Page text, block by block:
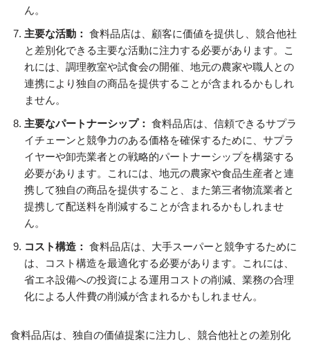
ん。
主要な活動： 食料品店は、顧客に価値を提供し、競合他社
と差別化できる主要な活動に注力する必要があります。こ
れには、調理教室や試食会の開催、地元の農家や職人との
連携により独自の商品を提供することが含まれるかもしれ
ません。
主要なパートナーシップ： 食料品店は、信頼できるサプラ
イチェーンと競争力のある価格を確保するために、サプラ
イヤーや卸売業者との戦略的パートナーシップを構築する
必要があります。これには、地元の農家や食品生産者と連
携して独自の商品を提供すること、また第三者物流業者と
提携して配送料を削減することが含まれるかもしれませ
ん。
コスト構造： 食料品店は、大手スーパーと競争するために
は、コスト構造を最適化する必要があります。これには、
省エネ設備への投資による運用コストの削減、業務の合理
化による人件費の削減が含まれるかもしれません。
食料品店は、独自の価値提案に注力し、競合他社との差別化